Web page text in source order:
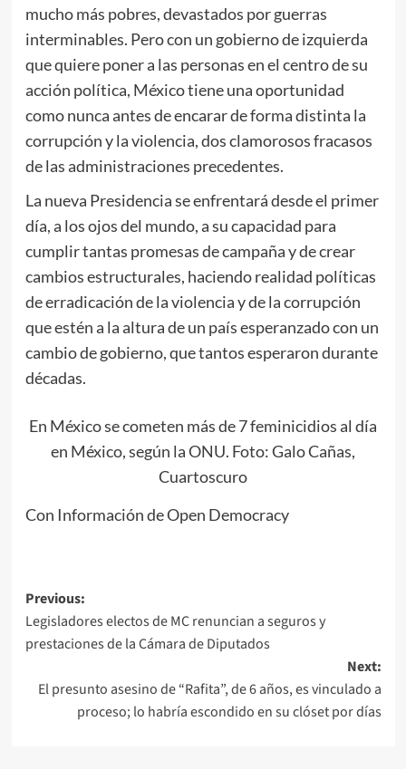
mucho más pobres, devastados por guerras
interminables. Pero con un gobierno de izquierda
que quiere poner a las personas en el centro de su
acción política, México tiene una oportunidad
como nunca antes de encarar de forma distinta la
corrupción y la violencia, dos clamorosos fracasos
de las administraciones precedentes.
La nueva Presidencia se enfrentará desde el primer
día, a los ojos del mundo, a su capacidad para
cumplir tantas promesas de campaña y de crear
cambios estructurales, haciendo realidad políticas
de erradicación de la violencia y de la corrupción
que estén a la altura de un país esperanzado con un
cambio de gobierno, que tantos esperaron durante
décadas.
En México se cometen más de 7 feminicidios al día
en México, según la ONU. Foto: Galo Cañas,
Cuartoscuro
Con Información de Open Democracy
Post
navigation
Previous:
Legisladores electos de MC renuncian a seguros y
prestaciones de la Cámara de Diputados
Next:
El presunto asesino de “Rafita”, de 6 años, es vinculado a
proceso; lo habría escondido en su clóset por días